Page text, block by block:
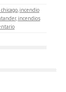
, incendio
, incendios